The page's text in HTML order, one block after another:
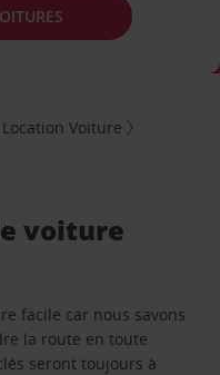
Location Voiture
voiture
facile car nous savons
la route en toute
seront toujours à